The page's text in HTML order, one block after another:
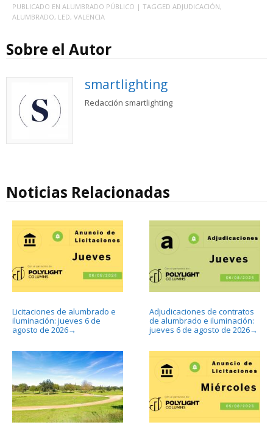
PUBLICADO EN ALUMBRADO PÚBLICO | TAGGED ADJUDICACIÓN,
ALUMBRADO, LED, VALENCIA
Sobre el Autor
smartlighting
Redacción smartlighting
Noticias Relacionadas
Licitaciones de alumbrado e
iluminación: jueves 6 de
agosto de 2026→
Adjudicaciones de contratos
de alumbrado e iluminación:
jueves 6 de agosto de 2026→